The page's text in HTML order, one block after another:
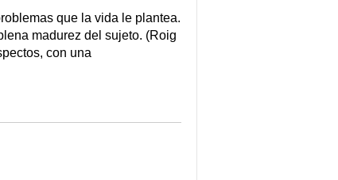
que la vida le plantea.
madurez del sujeto. (Roig
con una